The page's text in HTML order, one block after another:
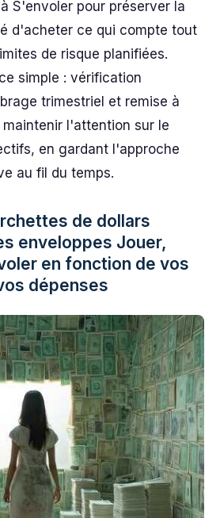
S'envoler pour préserver la
d'acheter ce qui compte tout
de risque planifiées.
simple : vérification
trimestriel et remise à
l'attention sur le
en gardant l'approche
au fil du temps.
de dollars
enveloppes Jouer,
en fonction de vos
dépenses